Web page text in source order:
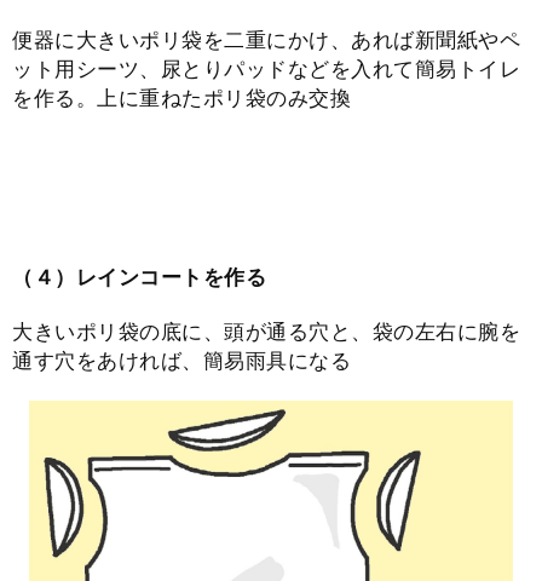
便器に大きいポリ袋を二重にかけ、あれば新聞紙やペ
ット用シーツ、尿とりパッドなどを入れて簡易トイレ
を作る。上に重ねたポリ袋のみ交換
（４）レインコートを作る
大きいポリ袋の底に、頭が通る穴と、袋の左右に腕を
通す穴をあければ、簡易雨具になる